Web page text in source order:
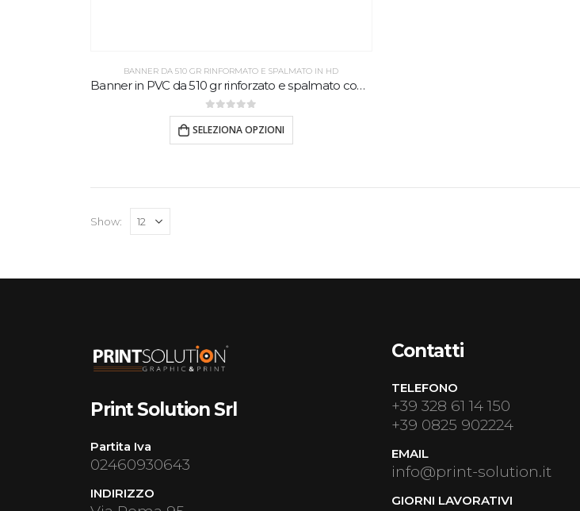
BANNER DA 510 GR RINFORMATO E SPALMATO IN HD
Banner in PVC da 510 gr rinforzato e spalmato con stampa in HD
0out of 5
SELEZIONA OPZIONI
Show:
Print Solution Srl
Partita Iva
02460930643
INDIRIZZO
Contatti
TELEFONO
+39 328 61 14 150
+39 0825 902224
EMAIL
info@print-solution.it
GIORNI LAVORATIVI